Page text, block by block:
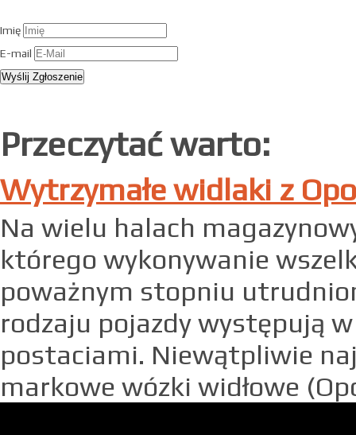
Imię
E-mail
Przeczytać warto:
Wytrzymałe widlaki z
Na wielu halach
którego wykonywanie
poważnym stopniu
rodzaju pojazdy występują
postaciami. Niewątpliwie
markowe wózki widłowe